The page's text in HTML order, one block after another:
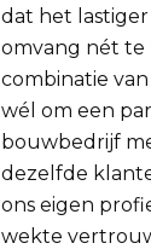
dat het
omvang nét te
combinatie
wél om een
bouwbedrijf
dezelfde
ons eigen
wekte